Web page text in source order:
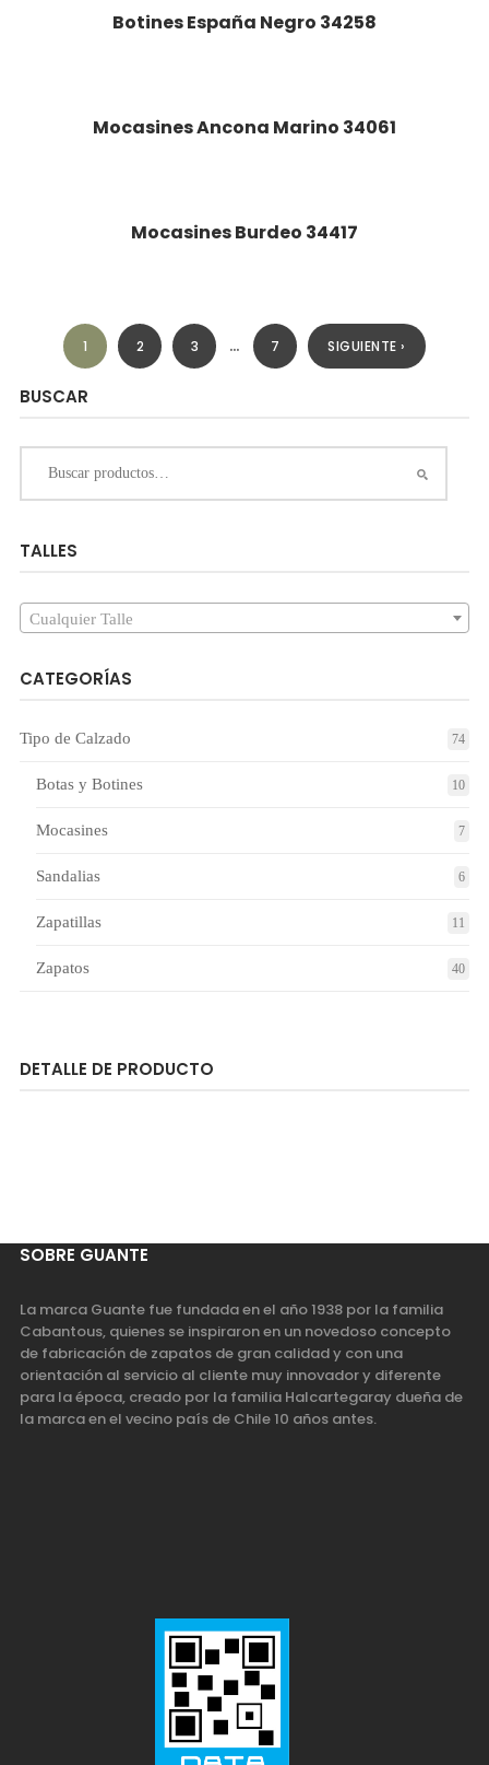
Botines España Negro 34258
Mocasines Ancona Marino 34061
Mocasines Burdeo 34417
1 2 3 … 7 SIGUIENTE ›
BUSCAR
TALLES
Cualquier Talle
CATEGORÍAS
Tipo de Calzado 74
Botas y Botines 10
Mocasines 7
Sandalias 6
Zapatillas 11
Zapatos 40
DETALLE DE PRODUCTO
SOBRE GUANTE
La marca Guante fue fundada en el año 1938 por la familia
Cabantous, quienes se inspiraron en un novedoso concepto
de fabricación de zapatos de gran calidad y con una
orientación al servicio al cliente muy innovador y diferente
para la época, creado por la familia Halcartegaray dueña de
la marca en el vecino país de Chile 10 años antes.